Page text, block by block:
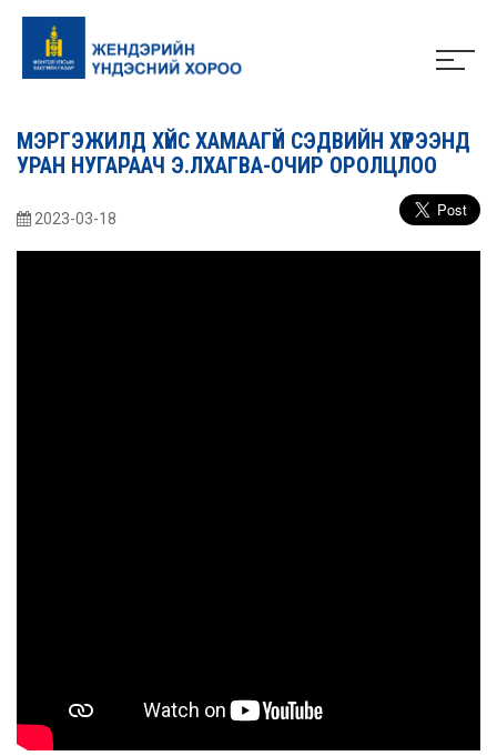
МЭРГЭЖИЛД ХҮЙС ХАМААГҮЙ СЭДВИЙН ХҮРЭЭНД
УРАН НУГАРААЧ Э.ЛХАГВА-ОЧИР ОРОЛЦЛОО
2023-03-18